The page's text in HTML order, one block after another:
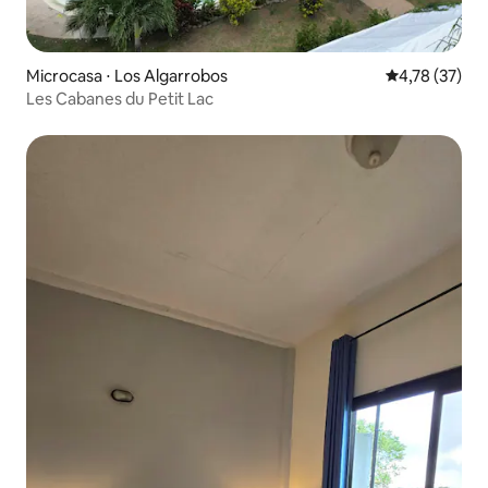
Microcasa ⋅ Los Algarrobos 4,78 de uma
4,78 (37)
Les Cabanes du Petit Lac